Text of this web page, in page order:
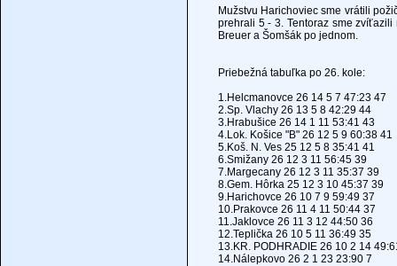
Mužstvu Harichoviec sme vrátili
prehrali 5 - 3. Tentoraz sme
Breuer a Šomšák po jednom.
Priebežná tabuľka po 26. kole:
1.Helcmanovce 26 14 5 7 47:23 47
2.Sp. Vlachy 26 13 5 8 42:29 44
3.Hrabušice 26 14 1 11 53:41 43
4.Lok. Košice "B" 26 12 5 9 60:38 41
5.Koš. N. Ves 25 12 5 8 35:41 41
6.Smižany 26 12 3 11 56:45 39
7.Margecany 26 12 3 11 35:37 39
8.Gem. Hôrka 25 12 3 10 45:37 39
9.Harichovce 26 10 7 9 59:49 37
10.Prakovce 26 11 4 11 50:44 37
11.Jaklovce 26 11 3 12 44:50 36
12.Teplička 26 10 5 11 36:49 35
13.KR. PODHRADIE 26 10 2 14
14.Nálepkovo 26 2 1 23 23:90 7